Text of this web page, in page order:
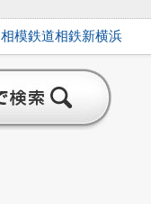
相模鉄道相鉄新横浜